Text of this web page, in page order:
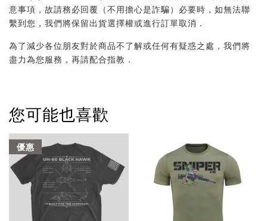
意事項，故請務必回覆（不用擔心是詐騙）必要時，如無法聯
繫到您，我們將保留出貨選擇權或進行訂單取消．
為了減少各位朋友對於商品不了解或任何有疑惑之處，我們將
盡力為您服務，再請配合指教．
您可能也喜歡
優惠